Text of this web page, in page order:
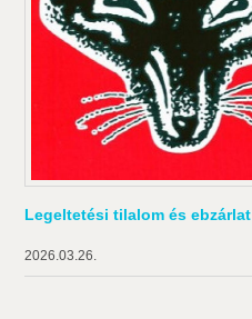
Legeltetési tilalom és ebzárlat
2026.03.26.